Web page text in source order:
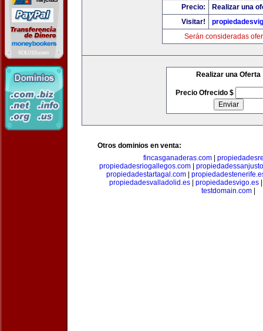
Precio:
Realizar una
Visitar!
Serán consideradas
Realizar una Oferta
Precio Ofrecido $
Otros dominios en venta:
fincasganaderas.com|
propiedadesriogallegos.com|
propiedadestartagal.com|
propiedadesvalladolid.es
propiedadesvigo.es
testdomain.com